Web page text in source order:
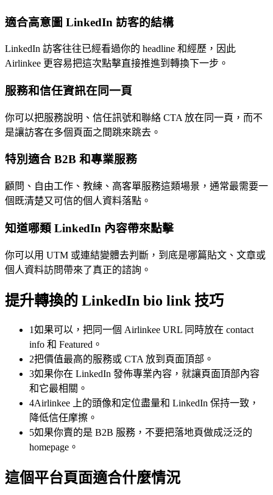
適合高意圖 LinkedIn 訪客的結構
LinkedIn 訪客往往已經看過你的 headline 和經歷，因此
Airlinkee 更容易把這次點擊直接推進到轉換下一步。
服務和信任資訊在同一頁
你可以把服務說明、信任訊號和聯絡 CTA 放在同一頁，而不
是讓訪客在多個頁面之間跳來跳去。
特別適合 B2B 和專業服務
顧問、自由工作、教練、高客單服務這類場景，通常最需要一
個既清楚又可信的個人資料落點。
知道哪類 LinkedIn 內容帶來點擊
你可以用 UTM 或連結變體去判斷，到底是哪篇貼文、文章或
個人資料訪問帶來了真正的諮詢。
提升轉換的 LinkedIn bio link 技巧
1如果可以，把同一個 Airlinkee URL 同時放在 contact
info 和 Featured。
2把價值最高的服務或 CTA 放到頁面頂部。
3如果你在 LinkedIn 發佈專業內容，就讓頁面頂部內容
和它最相關。
4Airlinkee 上的頭像和定位盡量和 LinkedIn 保持一致，
降低信任摩擦。
5如果你賣的是 B2B 服務，不要把落地頁做成泛泛的
homepage。
這個平台頁面適合什麼情況